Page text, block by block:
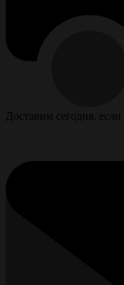
Доставим сегодня,